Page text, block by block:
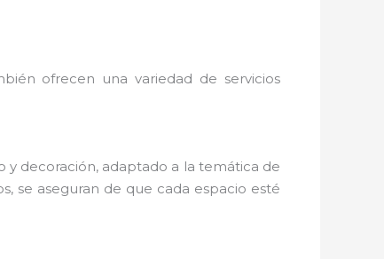
ofrecen una variedad de servicios
y decoración, adaptado a la temática de
se aseguran de que cada espacio esté